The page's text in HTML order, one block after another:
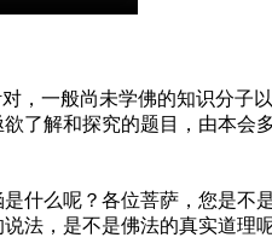
，一般尚未学佛的知识分子
了解和探究的题目，由本会
什么呢？各位菩萨，您是不
法，是不是佛法的真实道理